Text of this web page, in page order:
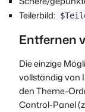
Teilerbild:
Entfernen
Die einzige
vollständig von
den Theme-
Control-Panel